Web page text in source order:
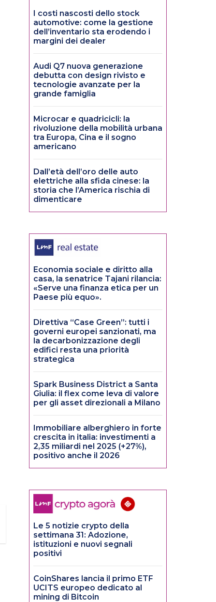
I costi nascosti dello stock
automotive: come la gestione
dell’inventario sta erodendo i
margini dei dealer
Audi Q7 nuova generazione
debutta con design rivisto e
tecnologie avanzate per la
grande famiglia
Microcar e quadricicli: la
rivoluzione della mobilità urbana
tra Europa, Cina e il sogno
americano
Dall’età dell’oro delle auto
elettriche alla sfida cinese: la
storia che l’America rischia di
dimenticare
Economia sociale e diritto alla
casa, la senatrice Tajani rilancia:
«Serve una finanza etica per un
Paese più equo».
Direttiva “Case Green”: tutti i
governi europei sanzionati, ma
la decarbonizzazione degli
edifici resta una priorità
strategica
Spark Business District a Santa
Giulia: il flex come leva di valore
per gli asset direzionali a Milano
Immobiliare alberghiero in forte
crescita in italia: investimenti a
2,35 miliardi nel 2025 (+27%),
positivo anche il 2026
Le 5 notizie crypto della
settimana 31: Adozione,
istituzioni e nuovi segnali
positivi
CoinShares lancia il primo ETF
UCITS europeo dedicato al
mining di Bitcoin